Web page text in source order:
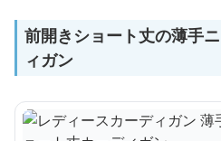
前開きショート丈の薄手
ィガン